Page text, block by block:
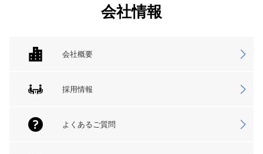
会社情報
会社概要
採用情報
よくあるご質問